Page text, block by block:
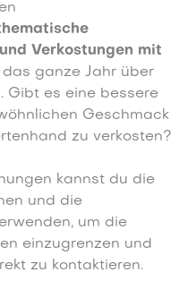
Verkostungen mit
das ganze Jahr über
Gibt es eine bessere
Geschmack
zu verkosten?
kannst du die
und die
um die
einzugrenzen und
zu kontaktieren.